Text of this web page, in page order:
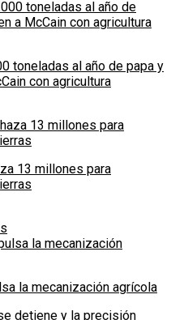
toneladas al año de papa y
con agricultura
13 millones para
la mecanización agrícola